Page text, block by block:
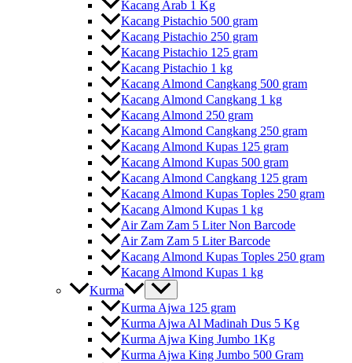
Kacang Arab 1 Kg
Kacang Pistachio 500 gram
Kacang Pistachio 250 gram
Kacang Pistachio 125 gram
Kacang Pistachio 1 kg
Kacang Almond Cangkang 500 gram
Kacang Almond Cangkang 1 kg
Kacang Almond 250 gram
Kacang Almond Cangkang 250 gram
Kacang Almond Kupas 125 gram
Kacang Almond Kupas 500 gram
Kacang Almond Cangkang 125 gram
Kacang Almond Kupas Toples 250 gram
Kacang Almond Kupas 1 kg
Air Zam Zam 5 Liter Non Barcode
Air Zam Zam 5 Liter Barcode
Kacang Almond Kupas Toples 250 gram
Kacang Almond Kupas 1 kg
Kurma
Kurma Ajwa 125 gram
Kurma Ajwa Al Madinah Dus 5 Kg
Kurma Ajwa King Jumbo 1Kg
Kurma Ajwa King Jumbo 500 Gram